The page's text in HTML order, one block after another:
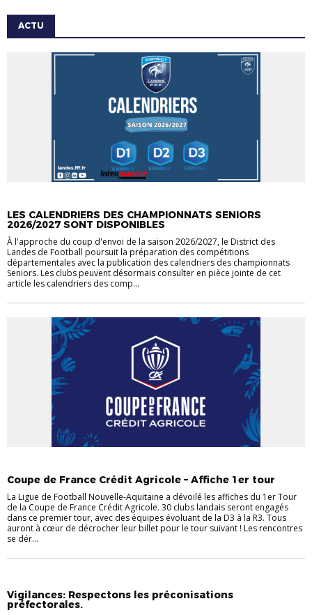
ACTU
LES CALENDRIERS DES CHAMPIONNATS SENIORS
2026/2027 SONT DISPONIBLES
À l'approche du coup d'envoi de la saison 2026/2027, le District des
Landes de Football poursuit la préparation des compétitions
départementales avec la publication des calendriers des championnats
Seniors. Les clubs peuvent désormais consulter en pièce jointe de cet
article les calendriers des comp...
Coupe de France Crédit Agricole – Affiche 1er tour
La Ligue de Football Nouvelle-Aquitaine a dévoilé les affiches du 1er Tour
de la Coupe de France Crédit Agricole. 30 clubs landais seront engagés
dans ce premier tour, avec des équipes évoluant de la D3 à la R3. Tous
auront à cœur de décrocher leur billet pour le tour suivant ! Les rencontres
se dér...
Vigilances: Respectons les préconisations
préfectorales.